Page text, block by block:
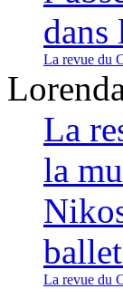
dans
La revue du
La
la
La revue du